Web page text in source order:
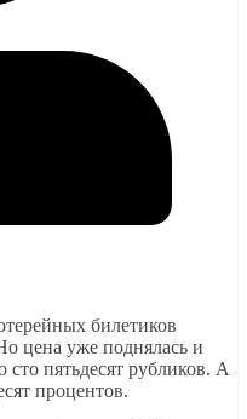
билетиков
цена уже поднялась и
пятьдесят рубликов. А
процентов.